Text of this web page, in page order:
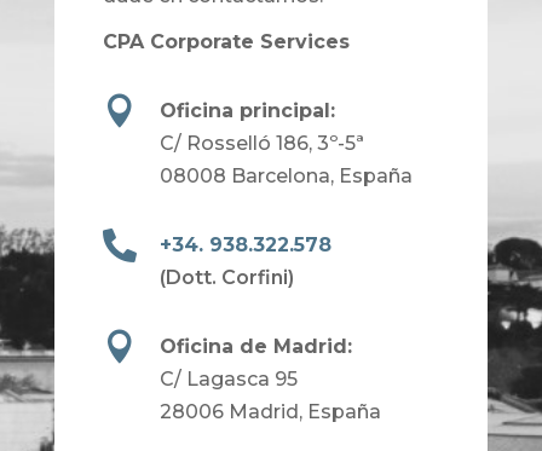
CPA Corporate Services

Oficina principal:
C/ Rosselló 186, 3º-5ª
08008 Barcelona, España

+34. 938.322.578
(Dott. Corfini)

Oficina de Madrid:
C/ Lagasca 95
28006 Madrid, España